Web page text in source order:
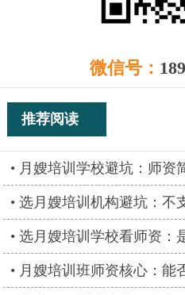
微信号：
推荐阅读
月嫂培训学校避坑：师资
选月嫂培训机构避坑：不
选月嫂培训学校看师资：
月嫂培训班师资核心：能